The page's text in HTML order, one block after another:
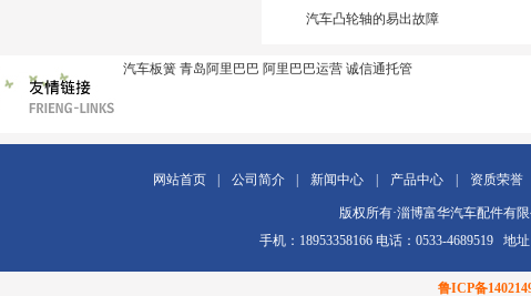
汽车凸轮轴的易出故障
汽车板簧 青岛阿里巴巴 阿里巴巴运营 诚信通托管
网站首页 公司简介 新闻中心 产品中心 资质荣誉
版权所有·淄博富华汽车配件有
手机：18953358166 电话：0533-4689519 地
鲁ICP备